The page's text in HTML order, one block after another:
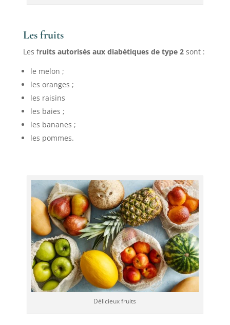
Les fruits
Les fruits autorisés aux diabétiques de type 2sont :
le melon ;
les oranges ;
les raisins
les baies ;
les bananes ;
les pommes.
Délicieux fruits